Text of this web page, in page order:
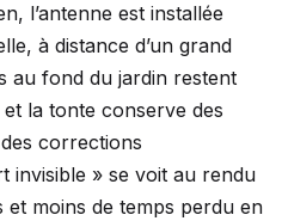
l’antenne est installée
à distance d’un grand
au fond du jardin restent
la tonte conserve des
corrections
invisible » se voit au rendu
et moins de temps perdu en